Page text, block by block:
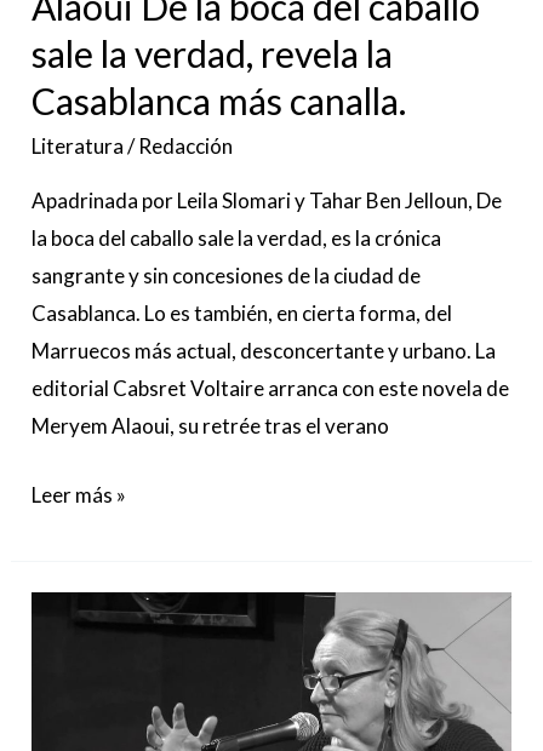
sale la verdad, revela la
Casablanca más canalla.
Literatura/Redacción
Apadrinada por Leila Slomari y Tahar Ben Jelloun, De
la boca del caballo sale la verdad, es la crónica
sangrante y sin concesiones de la ciudad de
Casablanca. Lo es también, en cierta forma, del
Marruecos más actual, desconcertante y urbano. La
editorial Cabsret Voltaire arranca con este novela de
Meryem Alaoui, su retrée tras el verano
la
Casablanca
canalla.
Leer más »
Adiós